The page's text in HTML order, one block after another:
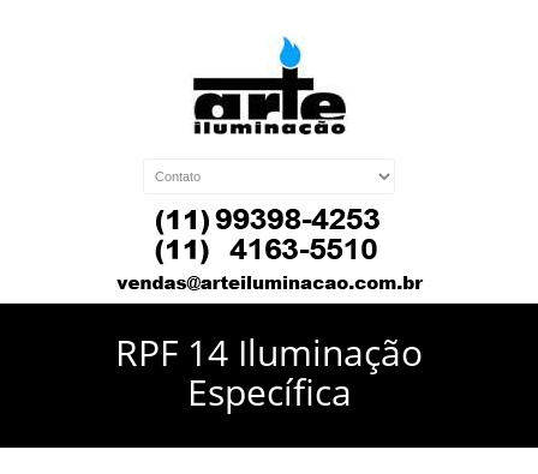
RPF 14 Iluminação
Específica